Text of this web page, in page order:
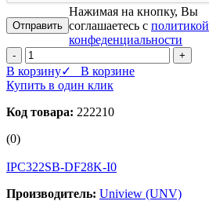
Нажимая на кнопку, Вы
соглашаетесь с политикой
конфеденциальности
- +
В корзину✓ В корзине
Купить в один клик
Код товара: 222210
(0)
IPC322SB-DF28K-I0
Производитель: Uniview (UNV)